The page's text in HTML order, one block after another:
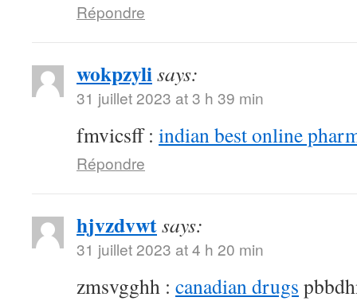
Répondre
wokpzylisays:
31 juillet 2023 at 3 h 39 min
fmvicsff : indian best online
Répondre
hjvzdvwtsays:
31 juillet 2023 at 4 h 20 min
zmsvgghh : canadian drugs